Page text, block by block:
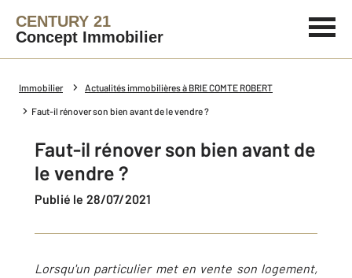
CENTURY 21
Concept Immobilier
Immobilier Actualités immobilières à BRIE COMTE ROBERT
Faut-il rénover son bien avant de le vendre ?
Faut-il rénover son bien avant de
le vendre ?
Publié le 28/07/2021
Lorsqu'un particulier met en vente son logement,